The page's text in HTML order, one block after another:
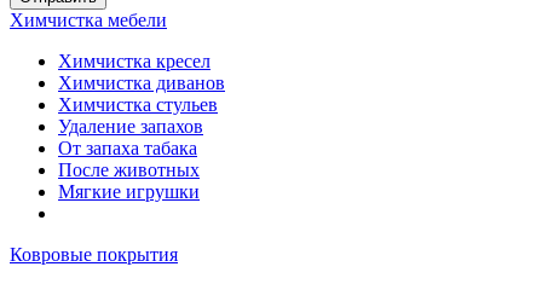
Химчистка мебели
Химчистка кресел
Химчистка диванов
Химчистка стульев
Удаление запахов
От запаха табака
После животных
Мягкие игрушки
Ковровые покрытия